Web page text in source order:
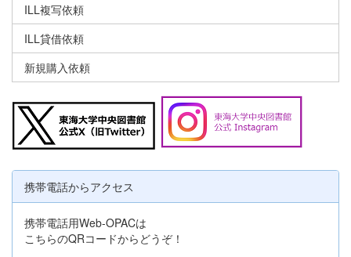
ILL複写依頼
ILL貸借依頼
新規購入依頼
携帯電話からアクセス
携帯電話用Web-OPACは
こちらのQRコードからどうぞ！